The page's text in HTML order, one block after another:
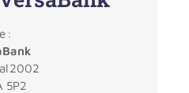
:
2002
5P2